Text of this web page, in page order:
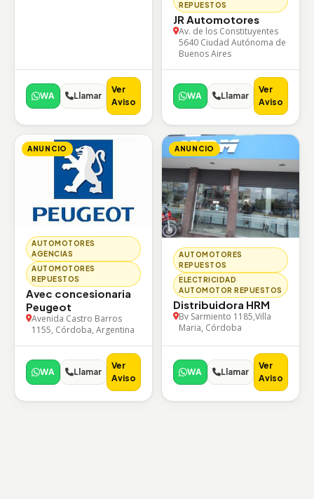
WA Llamar
Ver
Aviso
REPUESTOS
JR Automotores
Av. de los Constituyentes
5640 Ciudad Autónoma de
Buenos Aires
WA Llamar
Ver
Aviso
ANUNCIO
AUTOMOTORES
AGENCIAS
AUTOMOTORES
REPUESTOS
Avec concesionaria
Peugeot
Avenida Castro Barros
1155, Córdoba, Argentina
WA Llamar
Ver
Aviso
ANUNCIO
AUTOMOTORES
REPUESTOS
ELECTRICIDAD
AUTOMOTOR REPUESTOS
Distribuidora HRM
Bv Sarmiento 1185,Villa
Maria, Córdoba
WA Llamar
Ver
Aviso